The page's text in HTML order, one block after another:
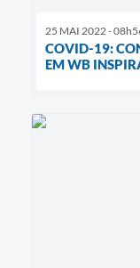
25 MAI 2022 -
COVID-19:
EM WB